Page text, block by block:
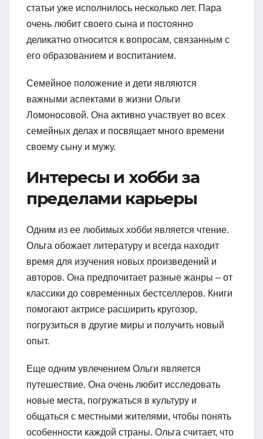
статьи уже исполнилось несколько лет. Пара
очень любит своего сына и постоянно
деликатно относится к вопросам, связанным с
его образованием и воспитанием.
Семейное положение и дети являются
важными аспектами в жизни Ольги
Ломоносовой. Она активно участвует во всех
семейных делах и посвящает много времени
своему сыну и мужу.
Интересы и хобби за
пределами карьеры
Одним из ее любимых хобби является чтение.
Ольга обожает литературу и всегда находит
время для изучения новых произведений и
авторов. Она предпочитает разные жанры – от
классики до современных бестселлеров. Книги
помогают актрисе расширить кругозор,
погрузиться в другие миры и получить новый
опыт.
Еще одним увлечением Ольги является
путешествие. Она очень любит исследовать
новые места, погружаться в культуру и
общаться с местными жителями, чтобы понять
особенности каждой страны. Ольга считает, что